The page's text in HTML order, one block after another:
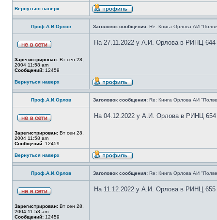
Вернуться наверх
Проф.А.И.Орлов Заголовок сообщения: Re: Книга Орлова АИ
Зарегистрирован: Вт сен 28,
2004 11:58 am
Сообщений: 12459
На 27.11.2022 у А.И. Орлова в РИНЦ 644
Вернуться наверх
Проф.А.И.Орлов Заголовок сообщения: Re: Книга Орлова АИ
Зарегистрирован: Вт сен 28,
2004 11:58 am
Сообщений: 12459
На 04.12.2022 у А.И. Орлова в РИНЦ 654
Вернуться наверх
Проф.А.И.Орлов Заголовок сообщения: Re: Книга Орлова АИ
Зарегистрирован: Вт сен 28,
2004 11:58 am
Сообщений: 12459
На 11.12.2022 у А.И. Орлова в РИНЦ 655